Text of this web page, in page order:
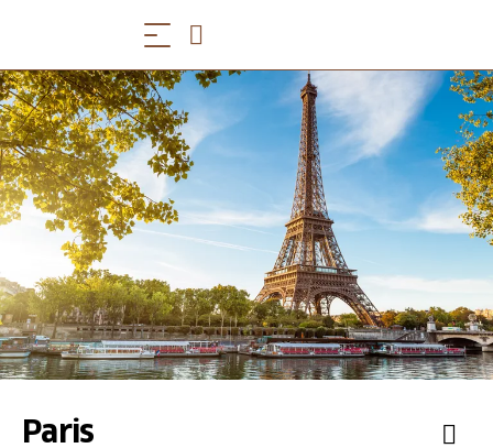
Paris